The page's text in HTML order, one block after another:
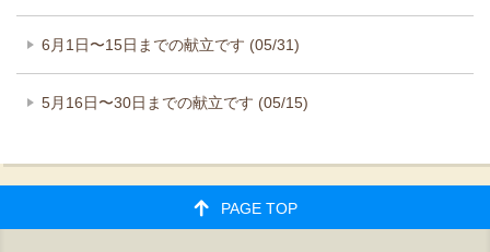
6月1日〜15日までの献立です (05/31)
5月16日〜30日までの献立です (05/15)
PAGE TOP